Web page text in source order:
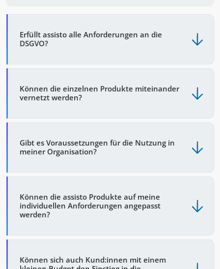
Erfüllt assisto alle Anforderungen an die
DSGVO?
Können die einzelnen Produkte miteinander
vernetzt werden?
Gibt es Voraussetzungen für die Nutzung in
meiner Organisation?
Können die assisto Produkte auf meine
individuellen Anforderungen angepasst
werden?
Können sich auch Kund:innen mit einem